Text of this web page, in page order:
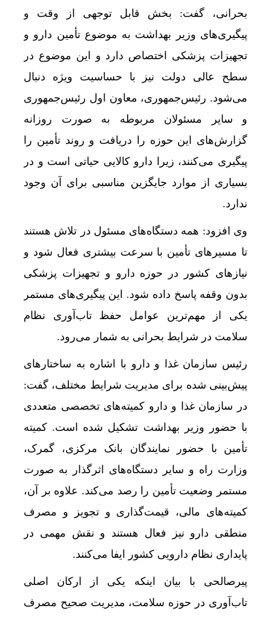
بحرانی، گفت: بخش قابل توجهی از وقت و
پیگیری‌های وزیر بهداشت به موضوع تأمین دارو و
تجهیزات پزشکی اختصاص دارد و این موضوع در
سطح عالی دولت نیز با حساسیت ویژه دنبال
می‌شود. رئیس‌جمهوری، معاون اول رئیس‌جمهوری
و سایر مسئولان مربوطه به صورت روزانه
گزارش‌های این حوزه را دریافت و روند تأمین را
پیگیری می‌کنند، زیرا دارو کالایی حیاتی است و در
بسیاری از موارد جایگزین مناسبی برای آن وجود
ندارد.
وی افزود: همه دستگاه‌های مسئول در تلاش هستند
تا مسیرهای تأمین با سرعت بیشتری فعال شود و
نیازهای کشور در حوزه دارو و تجهیزات پزشکی
بدون وقفه پاسخ داده شود. این پیگیری‌های مستمر
یکی از مهم‌ترین عوامل حفظ تاب‌آوری نظام
سلامت در شرایط بحرانی به شمار می‌رود.
رئیس سازمان غذا و دارو با اشاره به ساختارهای
پیش‌بینی شده برای مدیریت شرایط مختلف، گفت:
در سازمان غذا و دارو کمیته‌های تخصصی متعددی
با حضور وزیر بهداشت تشکیل شده است. کمیته
تأمین با حضور نمایندگان بانک مرکزی، گمرک،
وزارت راه و سایر دستگاه‌های اثرگذار به صورت
مستمر وضعیت تأمین را رصد می‌کند. علاوه بر آن،
کمیته‌های مالی، قیمت‌گذاری و تجویز و مصرف
منطقی دارو نیز فعال هستند و نقش مهمی در
پایداری نظام دارویی کشور ایفا می‌کنند.
پیرصالحی با بیان اینکه یکی از ارکان اصلی
تاب‌آوری در حوزه سلامت، مدیریت صحیح مصرف